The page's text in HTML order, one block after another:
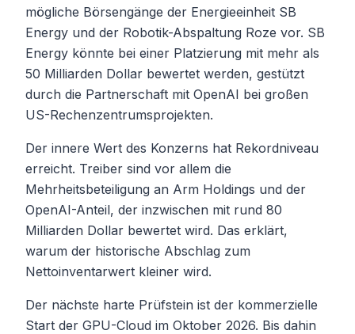
mögliche Börsengänge der Energieeinheit SB
Energy und der Robotik-Abspaltung Roze vor. SB
Energy könnte bei einer Platzierung mit mehr als
50 Milliarden Dollar bewertet werden, gestützt
durch die Partnerschaft mit OpenAI bei großen
US-Rechenzentrumsprojekten.
Der innere Wert des Konzerns hat Rekordniveau
erreicht. Treiber sind vor allem die
Mehrheitsbeteiligung an Arm Holdings und der
OpenAI-Anteil, der inzwischen mit rund 80
Milliarden Dollar bewertet wird. Das erklärt,
warum der historische Abschlag zum
Nettoinventarwert kleiner wird.
Der nächste harte Prüfstein ist der kommerzielle
Start der GPU-Cloud im Oktober 2026. Bis dahin